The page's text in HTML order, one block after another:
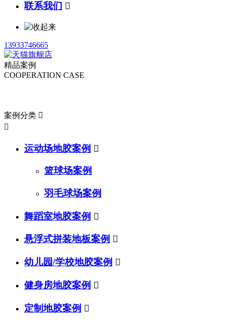
联系我们 
13933746665
精品案例
COOPERATION CASE
案例分类 

运动场地胶案例 
篮球场案例
羽毛球场案例
舞蹈室地胶案例 
悬浮式拼装地板案例 
幼儿园/学校地胶案例 
健身房地胶案例 
定制地胶案例 